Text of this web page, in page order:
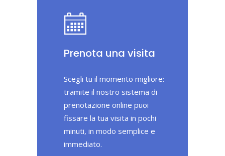
Prenota una visita
Scegli tu il momento migliore:
tramite il nostro sistema di
prenotazione online puoi
fissare la tua visita in pochi
minuti, in modo semplice e
immediato.